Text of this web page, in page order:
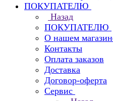
ПОКУПАТЕЛЮ
Назад
ПОКУПАТЕЛЮ
О нашем
Контакты
Оплата заказов
Доставка
Договор-оферта
Сервис